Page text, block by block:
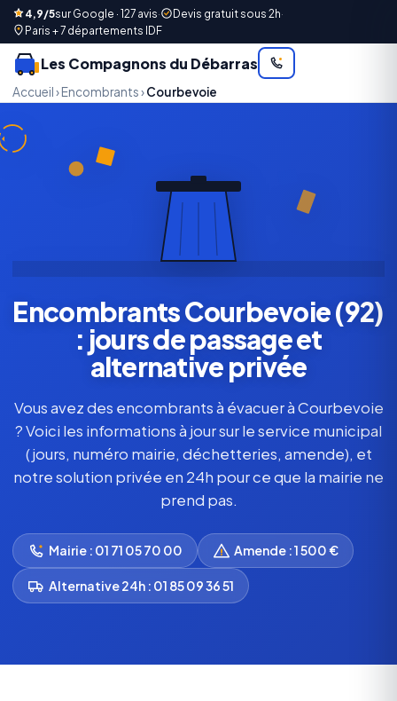
4,9/5sur Google · 127 avis· Devis gratuit sous 2h·
Paris + 7 départements IDF
Les Compagnons du Débarras
Accueil› Encombrants› Courbevoie
Encombrants Courbevoie (92)
: jours de passage et
alternative privée
Vous avez des encombrants à évacuer à Courbevoie
? Voici les informations à jour sur le service municipal
(jours, numéro mairie, déchetteries, amende), et
notre solution privée en 24h pour ce que la mairie ne
prend pas.
Mairie : 01 71 05 70 00 Amende : 1 500 €
Alternative 24h : 01 85 09 36 51